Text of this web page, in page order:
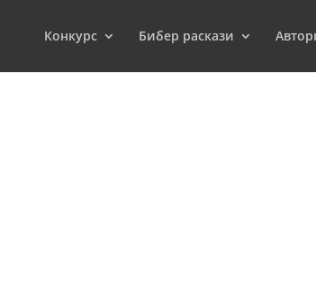
Конкурс Бибер раскази